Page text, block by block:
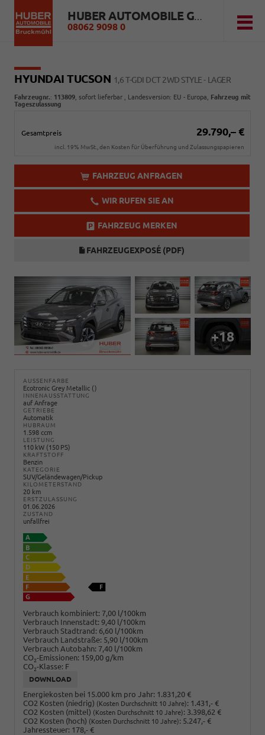
HUBER AUTOMOBILE GMBH
08062 9098 0
HYUNDAI TUCSON 1,6 T-GDI DCT 2WD STYLE - LAGER
Fahrzeugnr.: 113809 sofort lieferbar , Landesversion: EU - Europa, Fahrzeug mit
Tageszulassung
Gesamtpreis 29.790,– €
incl. 19% MwSt., den Kosten für Überführung und Zulassungspapieren
FAHRZEUG ANFRAGEN
WIR RUFEN SIE AN
FAHRZEUG MERKEN
FAHRZEUGEXPOSÉ (PDF)
+18
AUSSENFARBE
Ecotronic Grey Metallic ()
INNENAUSSTATTUNG
auf Anfrage
GETRIEBE
Automatik
HUBRAUM
1.598 ccm
LEISTUNG
110 kW (150 PS)
KRAFTSTOFF
Benzin
KATEGORIE
SUV/Geländewagen/Pickup
KILOMETERSTAND
20 km
ERSTZULASSUNG
01.06.2026
ZUSTAND
unfallfrei
Verbrauch kombiniert: 7,00 l/100km
Verbrauch Innenstadt: 9,40 l/100km
Verbrauch Stadtrand: 6,60 l/100km
Verbrauch Landstraße: 5,90 l/100km
Verbrauch Autobahn: 7,40 l/100km
CO2-Emissionen: 159,00 g/km
CO2-Klasse: F
DOWNLOAD
Energiekosten bei 15.000 km pro Jahr: 1.831,20 €
CO2 Kosten (niedrig) (Kosten Durchschnitt 10 Jahre): 1.431,- €
CO2 Kosten (mittel) (Kosten Durchschnitt 10 Jahre): 3.398,62 €
CO2 Kosten (hoch) (Kosten Durchschnitt 10 Jahre): 5.247,- €
Jahressteuer: 178,- €